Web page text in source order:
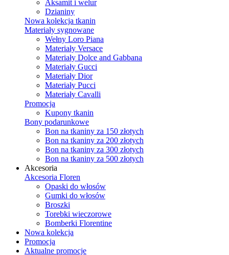
Aksamit i welur
Dzianiny
Nowa kolekcja tkanin
Materiały sygnowane
Wełny Loro Piana
Materiały Versace
Materiały Dolce and Gabbana
Materiały Gucci
Materiały Dior
Materiały Pucci
Materiały Cavalli
Promocja
Kupony tkanin
Bony podarunkowe
Bon na tkaniny za 150 złotych
Bon na tkaniny za 200 złotych
Bon na tkaniny za 300 złotych
Bon na tkaniny za 500 złotych
Akcesoria
Akcesoria Floren
Opaski do włosów
Gumki do włosów
Broszki
Torebki wieczorowe
Bomberki Florentine
Nowa kolekcja
Promocja
Aktualne promocje